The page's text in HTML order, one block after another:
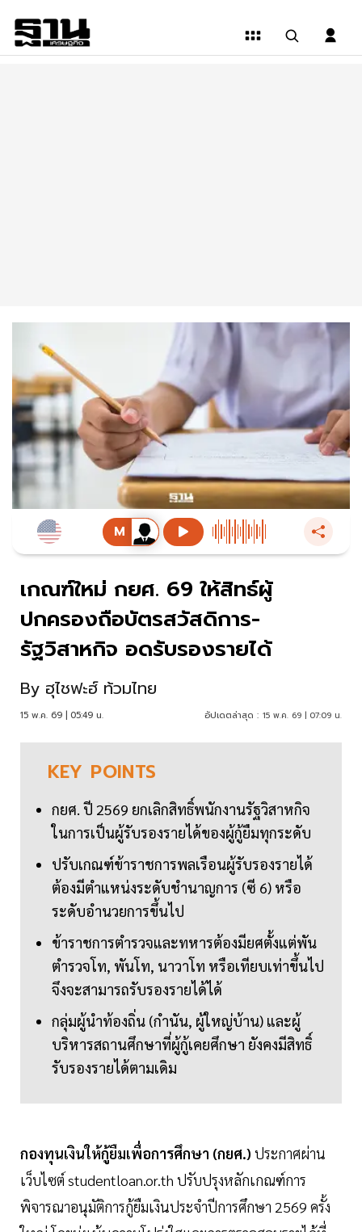
เกณฑ์ใหม่ กยศ. 69 ให้สิทธ์ผู้
ปกครองถือบัตรสวัสดิการ-
รัฐวิสาหกิจ อดรับรองรายได้
By ฮุไชฟะฮ์ ท้วมไทย
15 พ.ค. 69 | 05:49 น. อัปเดตล่าสุด : 15 พ.ค. 69 | 07:09 น.
KEY POINTS
กยศ. ปี 2569 ยกเลิกสิทธิ์พนักงานรัฐวิสาหกิจ
ในการเป็นผู้รับรองรายได้ของผู้กู้ยืมทุกระดับ
ปรับเกณฑ์ข้าราชการพลเรือนผู้รับรองรายได้
ต้องมีตำแหน่งระดับชำนาญการ (ซี 6) หรือ
ระดับอำนวยการขึ้นไป
ข้าราชการตำรวจและทหารต้องมียศตั้งแต่พัน
ตำรวจโท, พันโท, นาวาโท หรือเทียบเท่าขึ้นไป
จึงจะสามารถรับรองรายได้ได้
กลุ่มผู้นำท้องถิ่น (กำนัน, ผู้ใหญ่บ้าน) และผู้
บริหารสถานศึกษาที่ผู้กู้เคยศึกษา ยังคงมีสิทธิ์
รับรองรายได้ตามเดิม
กองทุนเงินให้กู้ยืมเพื่อการศึกษา (กยศ.) ประกาศผ่าน
เว็บไซต์ studentloan.or.th ปรับปรุงหลักเกณฑ์การ
พิจารณาอนุมัติการกู้ยืมเงินประจำปีการศึกษา 2569 ครั้ง